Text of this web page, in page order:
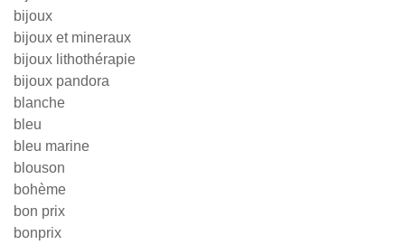
bijoux
bijoux et mineraux
bijoux lithothérapie
bijoux pandora
blanche
bleu
bleu marine
blouson
bohème
bon prix
bonprix